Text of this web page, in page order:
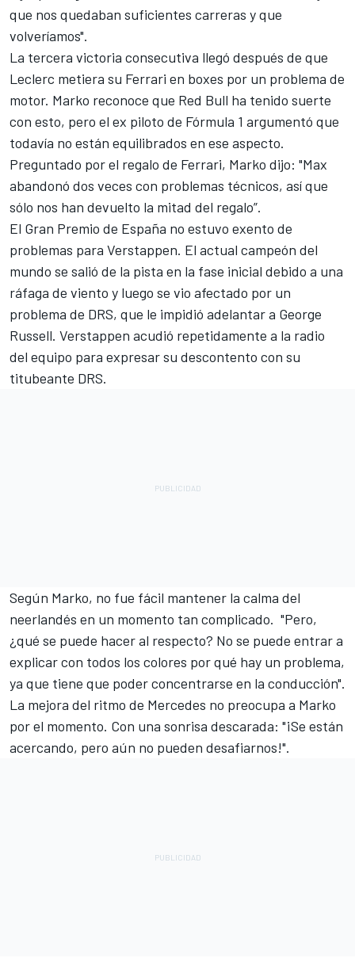
que nos quedaban suficientes carreras y que
volveríamos".
La tercera victoria consecutiva llegó después de que
Leclerc metiera su Ferrari en boxes por un problema de
motor. Marko reconoce que Red Bull ha tenido suerte
con esto, pero el ex piloto de Fórmula 1 argumentó que
todavía no están equilibrados en ese aspecto.
Preguntado por el regalo de Ferrari, Marko dijo: "Max
abandonó dos veces con problemas técnicos, así que
sólo nos han devuelto la mitad del regalo”.
El Gran Premio de España no estuvo exento de
problemas para Verstappen. El actual campeón del
mundo se salió de la pista en la fase inicial debido a una
ráfaga de viento y luego se vio afectado por un
problema de DRS, que le impidió adelantar a George
Russell. Verstappen acudió repetidamente a la radio
del equipo para expresar su descontento con su
titubeante DRS.
Según Marko, no fue fácil mantener la calma del
neerlandés en un momento tan complicado. "Pero,
¿qué se puede hacer al respecto? No se puede entrar a
explicar con todos los colores por qué hay un problema,
ya que tiene que poder concentrarse en la conducción".
La mejora del ritmo de Mercedes no preocupa a Marko
por el momento. Con una sonrisa descarada: "¡Se están
acercando, pero aún no pueden desafiarnos!".